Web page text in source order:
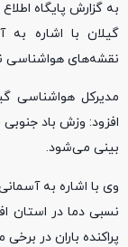
به گزارش پایگاه
گیلان با اشاره به
نقشه‌های هواشناسی
مدیرکل هواشناسی
افزود: وزش باد
بینی می‌شود.
وی با اشاره به
نسبی دما در استان
پراکنده باران در